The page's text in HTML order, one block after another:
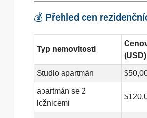
💰 Přehled cen
Typ nemovitosti
(USD)
Studio apartmán
apartmán se 2
ložnicemi